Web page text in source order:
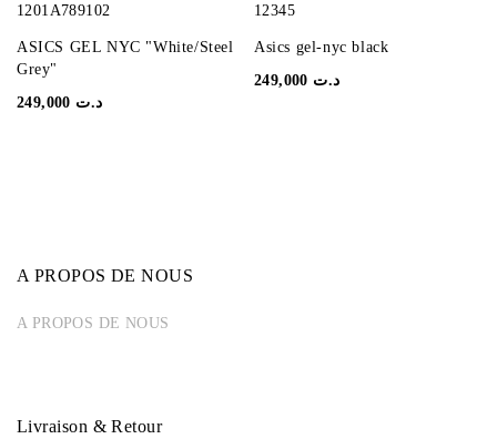
1201A789102
ASICS GEL NYC "White/Steel
Grey"
د.ت
12345
Asics gel-nyc black
د.ت
Livraison & Retour
A PROPOS DE NOUS
A PROPOS DE NOUS